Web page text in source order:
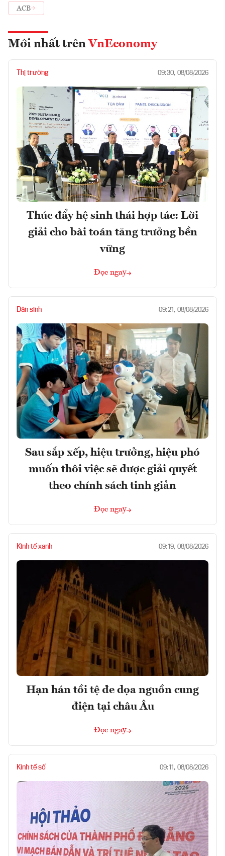
ACB
Mới nhất trên VnEconomy
Thị trường 09:30, 08/08/2026
Thúc đẩy hệ sinh thái hợp tác: Lời
giải cho bài toán tăng trưởng bền
vững
Đọc ngay
Dân sinh 09:21, 08/08/2026
Sau sắp xếp, hiệu trưởng, hiệu phó
muốn thôi việc sẽ được giải quyết
theo chính sách tinh giản
Đọc ngay
Kinh tế xanh 09:19, 08/08/2026
Hạn hán tồi tệ đe dọa nguồn cung
điện tại châu Âu
Đọc ngay
Kinh tế số 09:11, 08/08/2026